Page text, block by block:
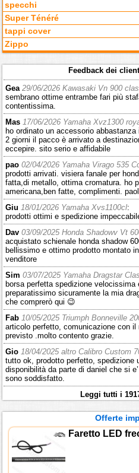
specchi
Super Ténéré
tappi cover
Zippo
Feedback dei
Gea 29/06/2026 Kawasaki Vn 900
sembrano ottime entrambe fari più
contentissima.
Mas 17/06/2026 Yamaha Xvz1300
ho ordinato un accessorio
2 giorni il pacco è arrivato a
eccepire. sito serio e affidabile
pao 02/04/2026 Yamaha Virago 535
prodotti arrivati. visiera fanale per
fatta,di metallo, ottima cromatura. ho
americana,ben fatte, complimenti.
Giu 18/01/2026 Yamaha Xvs1100cl:
prodotti ottimi e spedizione
Dav 03/09/2025 Honda Shadowv Vt
acquistato schienale honda shadow
bellissimo e ottimo prodotto montato
venditore
Sim 03/07/2025 Yamaha Dragstar
borsa perfetta spedizione
preparatissimo sicuramente la mia
che comprerò qui 😉
Fab 10/05/2025 Triumph Bonneville
articolo perfetto, comunicazione con il
previsto .molto contento grazie.
Gio 18/04/2025 altro Calibro Custom
tutto ok, prodotto perfetto, spedizione
disponibilità da parte di daniel che si
sono soddisfatto.
Leggi tutti i
Offerte
Faretto LED